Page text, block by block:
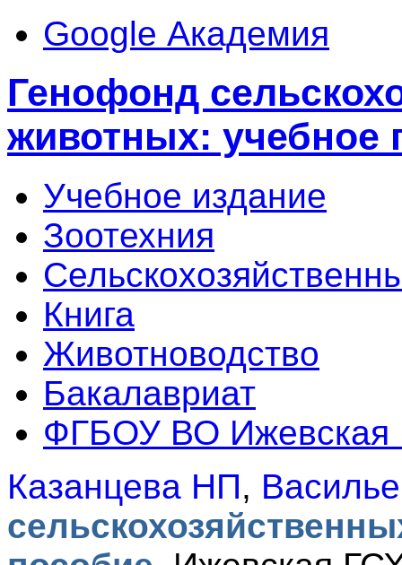
Google Академия
Генофонд
животных: учебное
Учебное издание
Зоотехния
Книга
Животноводство
Бакалавриат
ФГБОУ ВО Ижевская
Казанцева НП,